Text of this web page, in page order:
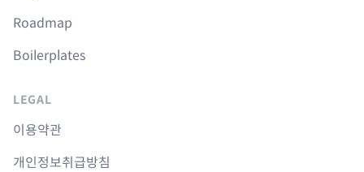
Roadmap
Boilerplates
LEGAL
이용약관
개인정보취급방침